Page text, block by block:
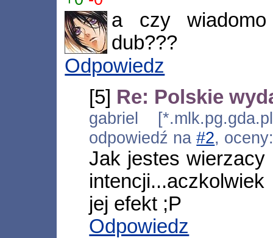
a czy
dub???
Odpowiedz
[5] Re: Polskie
gabriel
odpowiedź na#2,
Jak jestes wierzacy
jej efekt ;P
Odpowiedz